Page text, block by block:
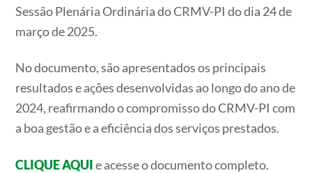
Sessão Plenária Ordinária do CRMV-PI do dia 24 de
março de 2025.
No documento, são apresentados os principais
resultados e ações desenvolvidas ao longo do ano de
2024, reafirmando o compromisso do CRMV-PI com
a boa gestão e a eficiência dos serviços prestados.
CLIQUE AQUI e acesse o documento completo.